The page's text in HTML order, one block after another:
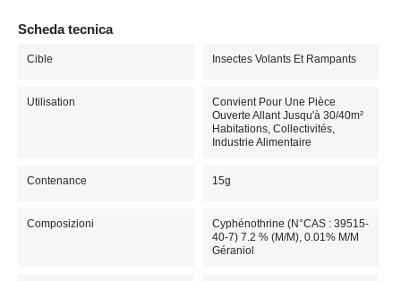
Scheda tecnica
Cible Insectes Volants Et Rampants
Utilisation
Convient Pour Une Pièce
Ouverte Allant Jusqu'à 30/40m²
Habitations, Collectivités,
Industrie Alimentaire
Contenance 15g
Composizioni
Cyphénothrine (N°CAS : 39515-
40-7) 7.2 % (m/m), 0.01% M/m
Géraniol